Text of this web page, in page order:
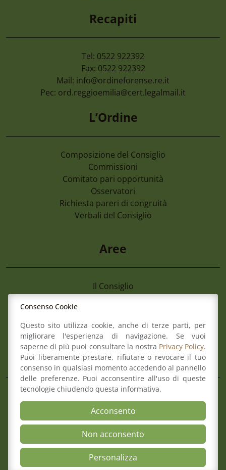
7 Agosto 2026
Avviso Pubblico Per La Formazione Di
Avvocati Esterni Finalizzato Ad
Incarichi Di Patrocinio Legale A Favore
Romagna
Recapiti
Tel: 0522 922392
Fax: 0522 922392
Mail: info@ordineforense.re.it
Pec: ord.reggioemilia@cert.legalmail.it
L’Ordine
Composizione del Consiglio
Commissioni
Comitato pari opportunità
Osservatori
Richiesta pareri di congruità
Verbali del Consiglio
Aree
Il Consiglio
Consultazione Albo
Comitato pari opportunità
Mediazione
Organismo di composizione della crisi
Mappa del sito
Contatti
Meccanismo di Feedback
Dichiarazione di Accessibilità
Privacy Policy & Cookie
Consenso Cookie
Questo sito utilizza cookie, anche di terze parti, per
migliorare l'esperienza di navigazione. Se vuoi
saperne di più puoi consultare la nostra Privacy Policy.
Puoi liberamente prestare, rifiutare o revocare il tuo
consenso in qualsiasi momento accedendo al pannello
delle preferenze. Puoi acconsentire all'uso di queste
tecnologie chiudendo questa informativa.
Acconsento
Non acconsento
Personalizza